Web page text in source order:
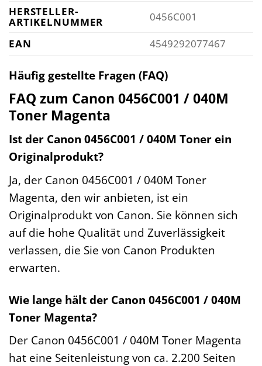
HERSTELLER-
ARTIKELNUMMER
0456C001
EAN
4549292077467
Häufig gestellte Fragen (FAQ)
FAQ zum Canon 0456C001 / 040M
Toner Magenta
Ist der Canon 0456C001 / 040M Toner ein
Originalprodukt?
Ja, der Canon 0456C001 / 040M Toner
Magenta, den wir anbieten, ist ein
Originalprodukt von Canon. Sie können sich
auf die hohe Qualität und Zuverlässigkeit
verlassen, die Sie von Canon Produkten
erwarten.
Wie lange hält der Canon 0456C001 / 040M
Toner Magenta?
Der Canon 0456C001 / 040M Toner Magenta
hat eine Seitenleistung von ca. 2.200 Seiten